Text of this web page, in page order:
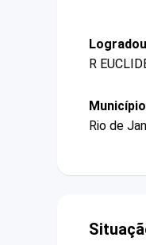
R
Município
Rio de